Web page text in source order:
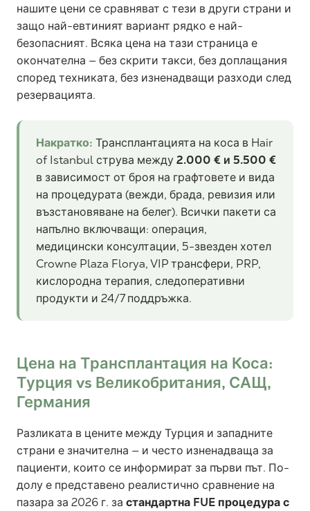
нашите цени се сравняват с тези в други страни и
защо най-евтиният вариант рядко е най-
безопасният. Всяка цена на тази страница е
окончателна — без скрити такси, без доплащания
според техниката, без изненадващи разходи след
резервацията.
Накратко: Трансплантацията на коса в Hair
of Istanbul струва между2.000 € и 5.500 €
в зависимост от броя на графтовете и вида
на процедурата (вежди, брада, ревизия или
възстановяване на белег). Всички пакети са
напълно включващи: операция,
медицински консултации, 5-звезден хотел
Crowne Plaza Florya, VIP трансфери, PRP,
кислородна терапия, следоперативни
продукти и 24/7 поддръжка.
Цена на Трансплантация на Коса:
Турция vs Великобритания, САЩ,
Германия
Разликата в цените между Турция и западните
страни е значителна — и често изненадваща за
пациенти, които се информират за първи път. По-
долу е представено реалистично сравнение на
пазара за 2026 г. за стандартна FUE процедура с